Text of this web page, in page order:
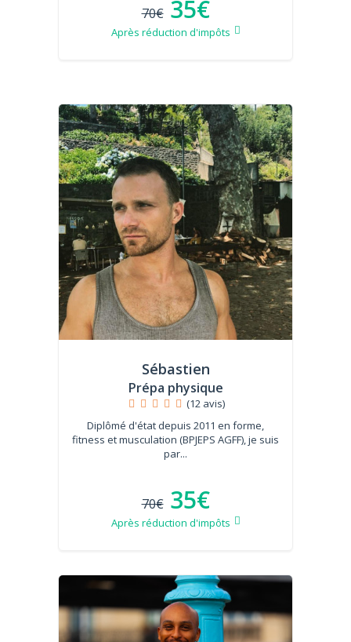
70€ 35€
Après réduction d'impôts
Sébastien
Prépa physique
(12 avis)
Diplômé d'état depuis 2011 en forme,
fitness et musculation (BPJEPS AGFF), je suis
par...
70€ 35€
Après réduction d'impôts